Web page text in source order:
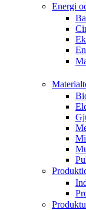
Energi